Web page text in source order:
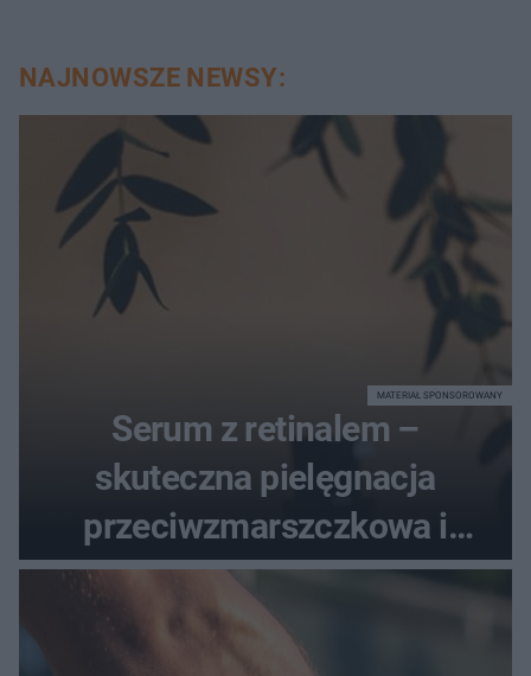
NAJNOWSZE NEWSY:
Serum z retinalem –
skuteczna pielęgnacja
przeciwzmarszczkowa i
regenerująca
MATERIAŁ SPONSOROWANY